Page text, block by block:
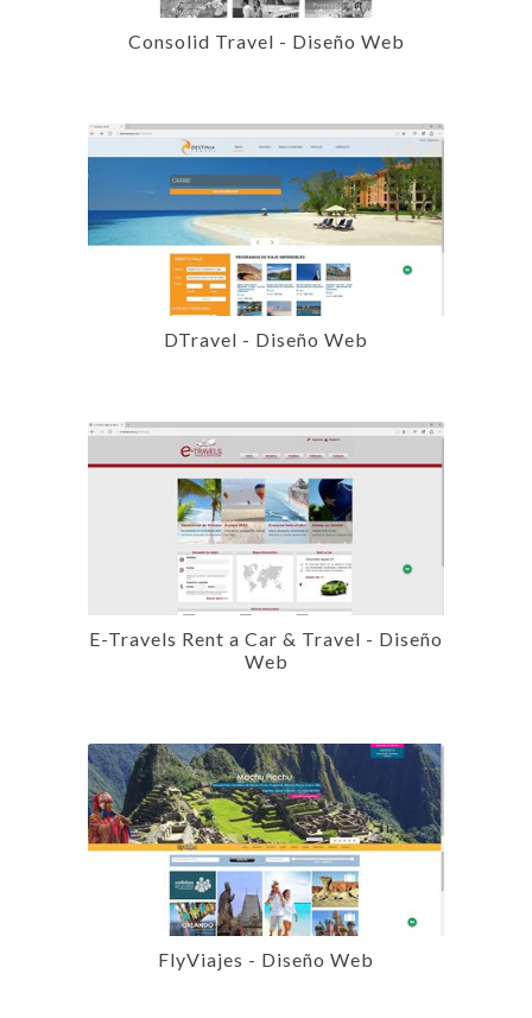
Consolid Travel - Diseño Web
DTravel - Diseño Web
E-Travels Rent a Car & Travel - Diseño
Web
FlyViajes - Diseño Web